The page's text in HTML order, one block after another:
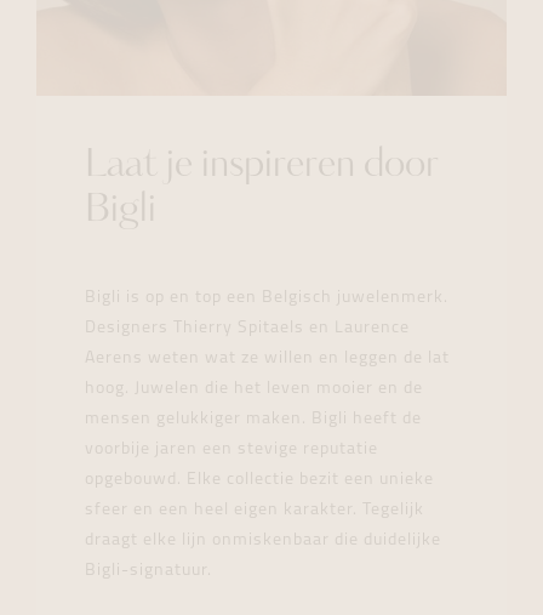
Laat je inspireren door
Bigli
Bigli is op en top een Belgisch juwelenmerk.
Designers Thierry Spitaels en Laurence
Aerens weten wat ze willen en leggen de lat
hoog. Juwelen die het leven mooier en de
mensen gelukkiger maken. Bigli heeft de
voorbije jaren een stevige reputatie
opgebouwd. Elke collectie bezit een unieke
sfeer en een heel eigen karakter. Tegelijk
draagt elke lijn onmiskenbaar die duidelijke
Bigli-signatuur.